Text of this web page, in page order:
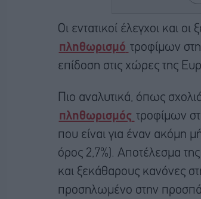
Οι εντατικοί έλεγχοι και
πληθωρισμό τροφίμων
επίδοση στις χώρες της
Πιο αναλυτικά, όπως
πληθωρισμός τροφίμων
που είναι για έναν ακόμη
όρος 2,7%). Αποτέλεσμα
και ξεκάθαρους κανόνες
προσηλωμένο στην